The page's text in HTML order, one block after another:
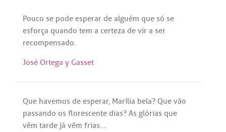
Pouco se pode esperar de alguém que só se
esforça quando tem a certeza de vir a ser
recompensado.
José Ortega y Gasset
Que havemos de esperar, Marília bela? Que vão
passando os florescente dias? As glórias que
vêm tarde já vêm frias...